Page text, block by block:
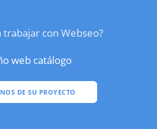
trabajar con Webseo?
web catálogo
DE SU PROYECTO